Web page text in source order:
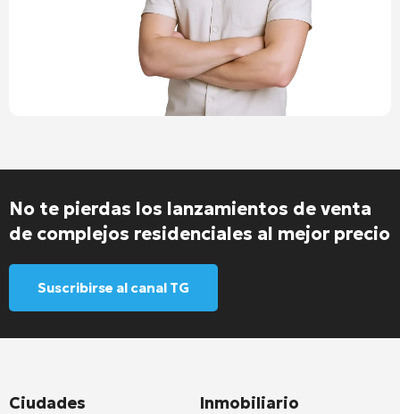
No te pierdas los lanzamientos de venta
de complejos residenciales al mejor precio
Suscribirse al canal TG
Ciudades Inmobiliario